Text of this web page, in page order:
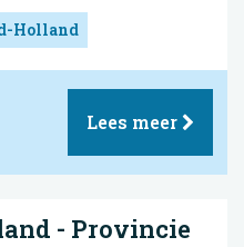
Holland
Lees meer
- Provincie